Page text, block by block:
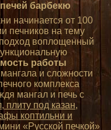
барбекю
начинается от 100
печников на тему
воплощенный
работы
и сложности
комплекса
мангал и печь с
под казан,
коптильни и
«Русской печкой»